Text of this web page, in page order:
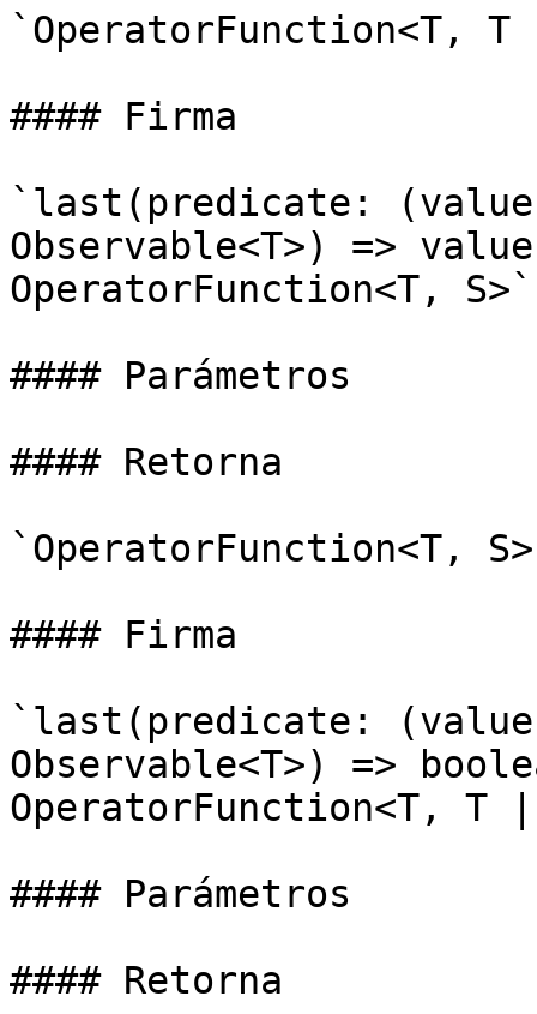
`OperatorFunction<T,
#### Firma
`last(predicate:
Observable<T>) =>
OperatorFunction<T, S>`
#### Parámetros
#### Retorna
`OperatorFunction<T,
#### Firma
`last(predicate:
Observable<T>) =>
OperatorFunction<T, T
#### Parámetros
#### Retorna